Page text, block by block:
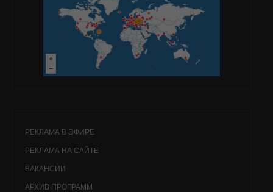
РЕКЛАМА В ЭФИРЕ
РЕКЛАМА НА САЙТЕ
ВАКАНСИИ
АРХИВ ПРОГРАММ